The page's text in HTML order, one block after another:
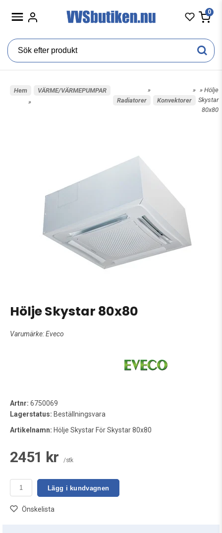
0
Hem
»
VÄRME/VÄRMEPUMPAR
»
Radiatorer
»
Konvektorer
» Hölje
Skystar
80x80
Hölje Skystar 80x80
Varumärke:Eveco
Artnr: 6750069
Lagerstatus: Beställningsvara
Artikelnamn: Hölje Skystar För Skystar 80x80
2451 kr /stk
Lägg i kundvagnen
Önskelista